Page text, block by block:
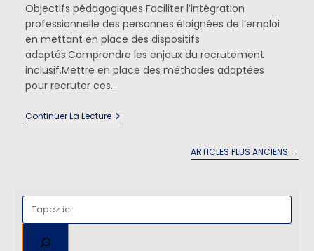
Objectifs pédagogiques Faciliter l’intégration
professionnelle des personnes éloignées de l’emploi
en mettant en place des dispositifs
adaptés.Comprendre les enjeux du recrutement
inclusif.Mettre en place des méthodes adaptées
pour recruter ces…
Continuer La Lecture
ARTICLES PLUS ANCIENS →